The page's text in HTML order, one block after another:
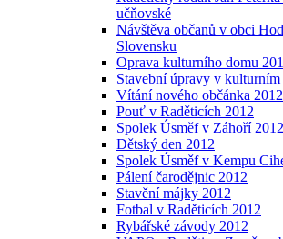
učňovské
Návštěva občanů v obci
Slovensku
Oprava kulturního domu
Stavební úpravy v kulturním
Vítání nového občánka 2012
Pouť v Raděticích 2012
Spolek Úsměf v Záhoří 2012
Dětský den 2012
Spolek Úsměf v Kempu
Pálení čarodějnic 2012
Stavění májky 2012
Fotbal v Raděticích 2012
Rybářské závody 2012